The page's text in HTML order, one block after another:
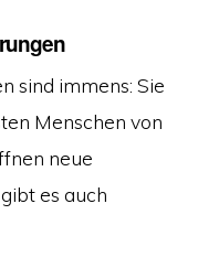
sind immens: Sie
Menschen von
neue
es auch